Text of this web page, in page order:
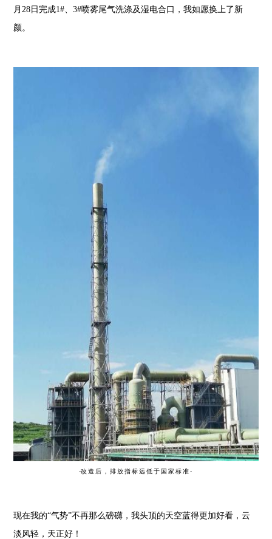
月28日完成1#、3#喷雾尾气洗涤及湿电合口，我如愿换上了新
颜。
-改造后，排放指标远低于国家标准-
现在我的“气势”不再那么磅礴，我头顶的天空蓝得更加好看，云
淡风轻，天正好！